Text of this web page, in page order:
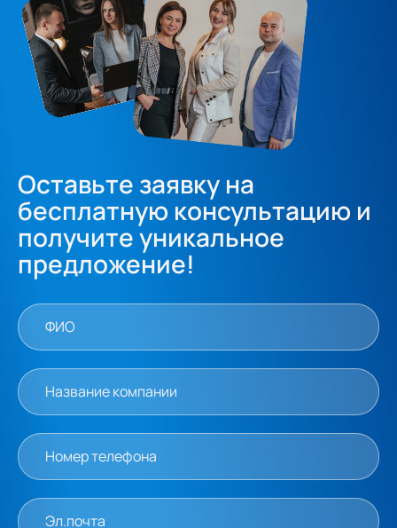
Оставьте заявку на
бесплатную консультацию и
получите уникальное
предложение!